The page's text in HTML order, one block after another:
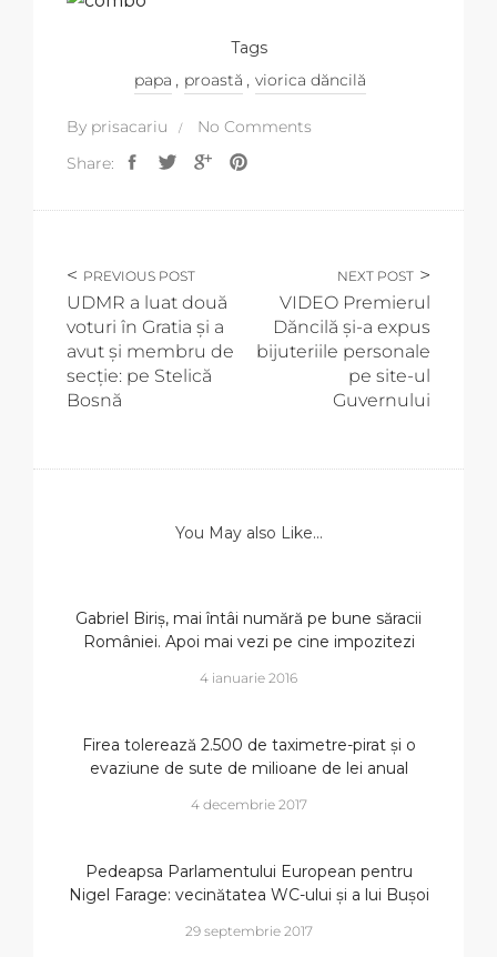
Tags
papa , proastă , viorica dăncilă
By prisacariu
No Comments
Share:
PREVIOUS POST
UDMR a luat două
voturi în Gratia și a
avut și membru de
secție: pe Stelică
Bosnă
NEXT POST
VIDEO Premierul
Dăncilă și-a expus
bijuteriile personale
pe site-ul
Guvernului
You May also Like...
Gabriel Biriș, mai întâi numără pe bune săracii
României. Apoi mai vezi pe cine impozitezi
4 ianuarie 2016
Firea tolerează 2.500 de taximetre-pirat și o
evaziune de sute de milioane de lei anual
4 decembrie 2017
Pedeapsa Parlamentului European pentru
Nigel Farage: vecinătatea WC-ului și a lui Bușoi
29 septembrie 2017